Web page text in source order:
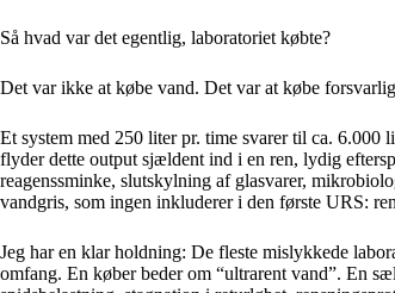
Så hvad var det egentlig, laboratoriet købte?
Det var ikke at købe vand. Det var at købe
Et system med 250 liter pr. time svarer til ca.
flyder dette output sjældent ind i en ren, lydig
reagenssminke, slutskylning af glasvarer,
vandgris, som ingen inkluderer i den første URS:
Jeg har en klar holdning: De fleste mislykkede
omfang. En køber beder om “ultrarent vand”. En